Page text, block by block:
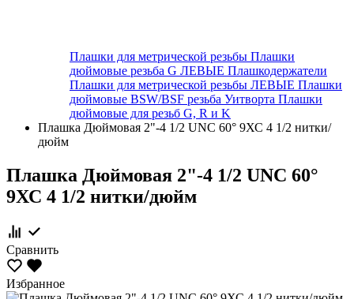
Плашки для метрической резьбы Плашки
дюймовые резьба G ЛЕВЫЕ Плашкодержатели
Плашки для метрической резьбы ЛЕВЫЕ Плашки
дюймовые BSW/BSF резьба Уитворта Плашки
дюймовые для резьб G, R и K
Плашка Дюймовая 2"-4 1/2 UNC 60° 9ХС 4 1/2 нитки/
дюйм
Плашка Дюймовая 2"-4 1/2 UNC 60°
9ХС 4 1/2 нитки/дюйм
Сравнить
Избранное